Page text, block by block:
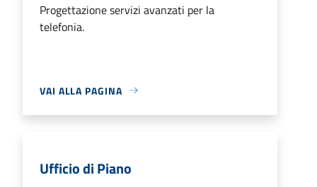
Progettazione servizi avanzati per la
telefonia.
VAI ALLA PAGINA
Ufficio di Piano